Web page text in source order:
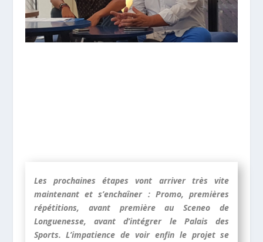
Les prochaines étapes vont arriver très vite
maintenant et s’enchaîner : Promo, premières
répétitions, avant première au Sceneo de
Longuenesse, avant d’intégrer le Palais des
Sports. L’impatience de voir enfin le projet se